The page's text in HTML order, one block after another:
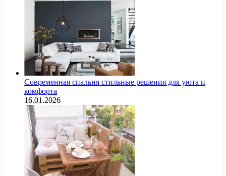
Современная спальня стильные решения для уюта и
комфорта
16.01.2026